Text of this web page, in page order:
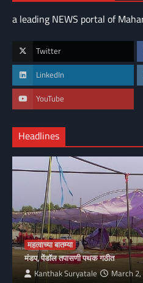
a leading NEWS portal of
Twitter
LinkedIn
YouTube
Headlines
महत्वाच्या बातम्या
मंडप, पेंडॉल तपासणी पथक गठीत
Kanthak Suryatale March